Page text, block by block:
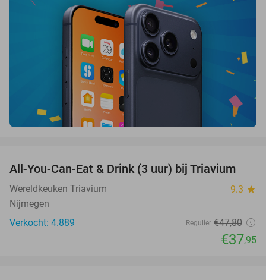
21%
All-You-Can-Eat & Drink (3 uur) bij Triavium
Wereldkeuken Triavium 9.3 star
Nijmegen
Verkocht: 4.889
Regulier €47,80
€37,95